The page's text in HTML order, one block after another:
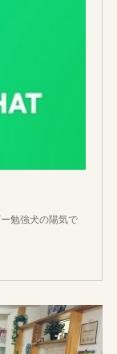
勉強犬の陽気で